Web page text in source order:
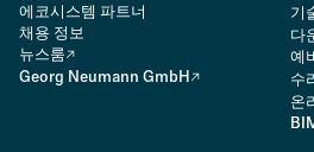
에코시스템 파트너
채용 정보
뉴스룸
Georg Neumann GmbH
기
다
예
수
온